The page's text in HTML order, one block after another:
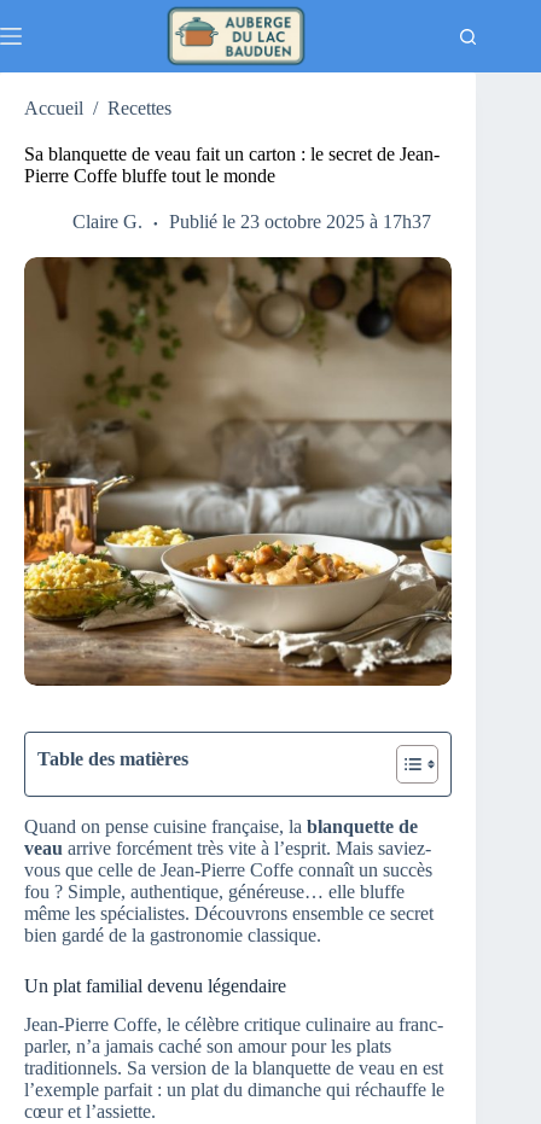
au
Accueil / Recettes
Sa blanquette de veau fait un carton : le secret de Jean-
Pierre Coffe bluffe tout le monde
Claire G. Publié le 23 octobre 2025 à 17h37
Table des matières
Quand on pense cuisine française, la blanquette de
veau arrive forcément très vite à l’esprit. Mais saviez-
vous que celle de Jean-Pierre Coffe connaît un succès
fou ? Simple, authentique, généreuse… elle bluffe
même les spécialistes. Découvrons ensemble ce secret
bien gardé de la gastronomie classique.
Un plat familial devenu légendaire
Jean-Pierre Coffe, le célèbre critique culinaire au franc-
parler, n’a jamais caché son amour pour les plats
traditionnels. Sa version de la blanquette de veau en est
l’exemple parfait : un plat du dimanche qui réchauffe le
cœur et l’assiette.